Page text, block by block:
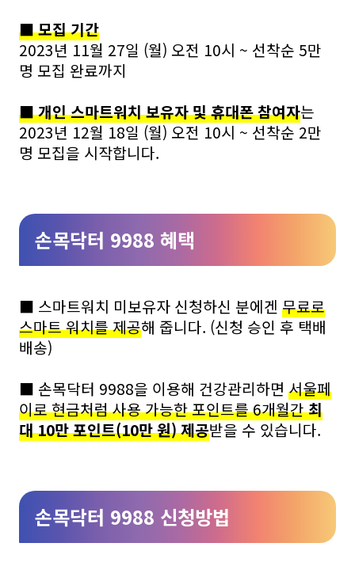
■ 모집 기간
2023년 11월 27일 (월) 오전 10시 ~ 선착순 5만
명 모집 완료까지
■ 개인 스마트워치 보유자 및 휴대폰 참여자는
2023년 12월 18일 (월) 오전 10시 ~ 선착순 2만
명 모집을 시작합니다.
손목닥터 9988 혜택
■ 스마트워치 미보유자 신청하신 분에겐 무료로
스마트 워치를 제공해 줍니다. (신청 승인 후 택배
배송)
■ 손목닥터 9988을 이용해 건강관리하면 서울페
이로 현금처럼 사용 가능한 포인트를6개월간최
대 10만 포인트(10만 원)제공받을 수 있습니다.
손목닥터 9988 신청방법